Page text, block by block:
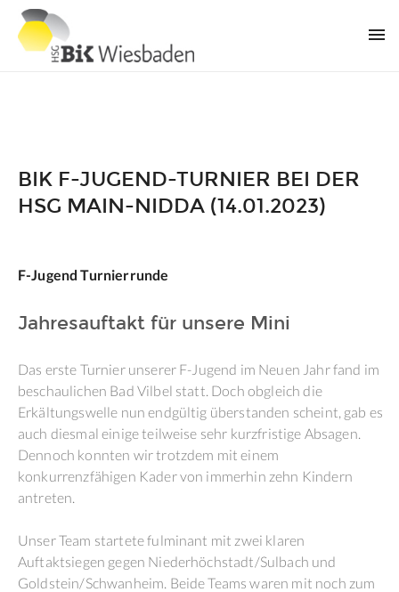
BIK F-JUGEND-TURNIER BEI DER
HSG MAIN-NIDDA (14.01.2023)
F-Jugend Turnierrunde
Jahresauftakt für unsere Mini
Das erste Turnier unserer F-Jugend im Neuen Jahr fand im
beschaulichen Bad Vilbel statt. Doch obgleich die
Erkältungswelle nun endgültig überstanden scheint, gab es
auch diesmal einige teilweise sehr kurzfristige Absagen.
Dennoch konnten wir trotzdem mit einem
konkurrenzfähigen Kader von immerhin zehn Kindern
antreten.
Unser Team startete fulminant mit zwei klaren
Auftaktsiegen gegen Niederhöchstadt/Sulbach und
Goldstein/Schwanheim. Beide Teams waren mit noch zum